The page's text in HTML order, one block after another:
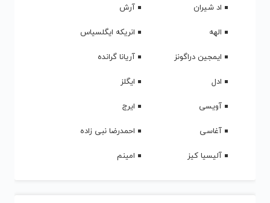
اد شیران
آرش
الهه
انریکه ایگلسیاس
ایمجین دراگونز
آریانا گرانده
ادل
ایگلز
آویسی
ایرج
آغاسی
احمدرضا نبی زاده
آلیسیا کیز
امینم